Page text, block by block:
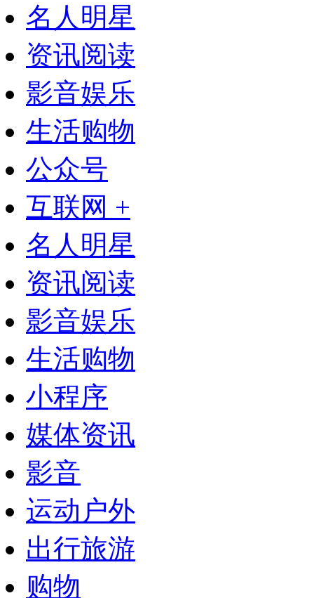
名人明星
资讯阅读
影音娱乐
生活购物
公众号
互联网 +
名人明星
资讯阅读
影音娱乐
生活购物
小程序
媒体资讯
影音
运动户外
出行旅游
购物